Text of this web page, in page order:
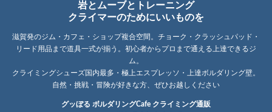
岩とムーブとトレーニング
クライマーのためにいいものを
滋賀発のジム・カフェ・ショップ複合空間。チョーク・クラッシュパッド・
リード用品まで道具一式が揃う。初心者からプロまで通える上達できるジ
ム。
クライミングシューズ国内最多・極上エスプレッソ・上達ボルダリング壁。
自然・挑戦・冒険が好きな方、ぜひお越しください
グッぼる ボルダリングCafe クライミング通販